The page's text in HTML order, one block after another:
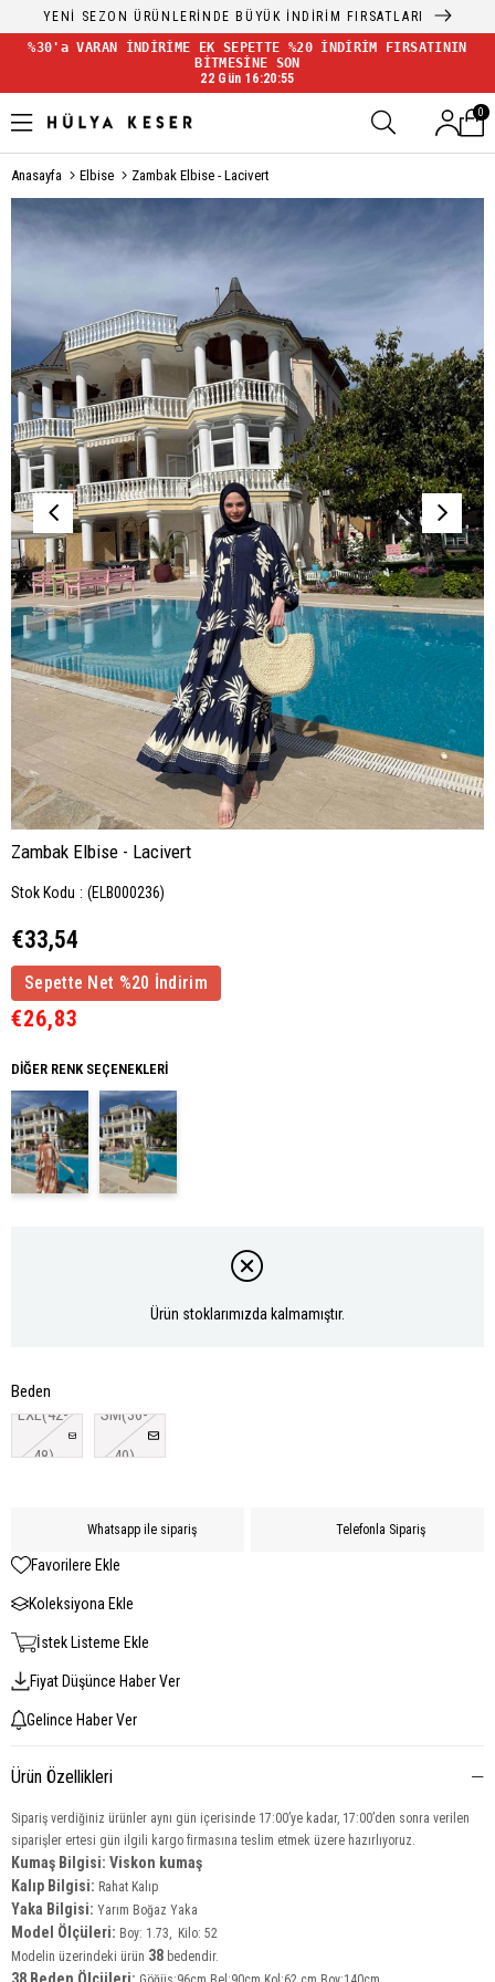
YENİ SEZON ÜRÜNLERİNDE BÜYÜK İNDİRİM FIRSATLARI
%30'a VARAN İNDİRİME EK SEPETTE %20 İNDİRİM FIRSATININ
BİTMESİNE SON
22 Gün 16:20:55
0
Anasayfa Elbise Zambak Elbise - Lacivert
Zambak Elbise - Lacivert
Stok Kodu (ELB000236)
€33,54
Sepette Net %20 İndirim
€26,83
DIĞER RENK SEÇENEKLERI
Ürün stoklarımızda kalmamıştır.
Beden
LXL(42-
48)
SM(36-
40)
Whatsapp ile sipariş Telefonla Sipariş
Favorilere Ekle
Koleksiyona Ekle
İstek Listeme Ekle
Fiyat Düşünce Haber Ver
Gelince Haber Ver
Ürün Özellikleri
Sipariş verdiğiniz ürünler aynı gün içerisinde 17:00’ye kadar, 17:00’den sonra verilen
siparişler ertesi gün ilgili kargo firmasına teslim etmek üzere hazırlıyoruz.
Kumaş Bilgisi: Viskon kumaş
Kalıp Bilgisi: Rahat Kalıp
Yaka Bilgisi: Yarım Boğaz Yaka
Model Ölçüleri: Boy: 1.73, Kilo: 52
Modelin üzerindeki ürün 38 bedendir.
38 Beden Ölçüleri: